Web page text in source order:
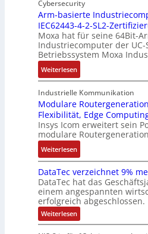
u
s
e
d
e
h
n
u
n
g
e
n
f
w
a
n
d
,
K
o
t
e
n
u
n
d
S
t
ö
r
a
t
b
e
g
i
n
n
t
a
n
d
e
r
M
a
s
c
h
i
n
i
l
i
g
u
n
g
b
e
m
2
0
2
6
E
u
r
o
p
t
e
l
l
i
g
e
n
e
F
e
h
l
e
r
s
t
r
a
Cybersecurity
Arm-basierte
IEC62443-4-2-SL2-
Moxa hat für seine 64Bit-
Industriecomputer der
Betriebssystem Moxa
Weiterlesen:
A
r
m
-
b
a
s
i
e
r
t
e
I
n
Industrielle Kommunikation
Modulare
Flexibilität, Edge
Insys Icom erweitert sein
modulare
Weiterlesen:
M
o
d
u
l
a
r
DataTec verzeichnet 9%
DataTec hat das
einem angespannten
erfolgreich abgeschlossen.
Weiterlesen:
D